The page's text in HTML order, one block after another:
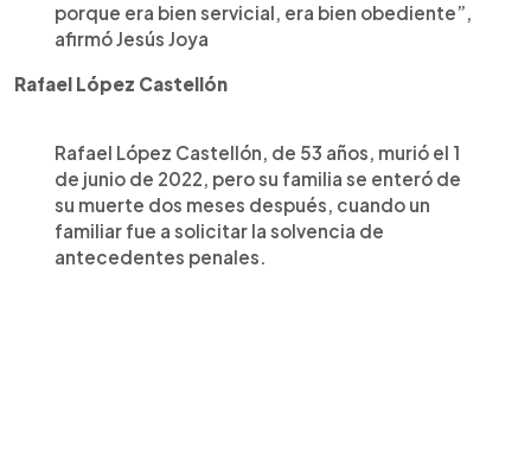
porque era bien servicial, era bien obediente”,
afirmó Jesús Joya
Rafael López Castellón
Rafael López Castellón, de 53 años, murió el 1
de junio de 2022, pero su familia se enteró de
su muerte dos meses después, cuando un
familiar fue a solicitar la solvencia de
antecedentes penales.